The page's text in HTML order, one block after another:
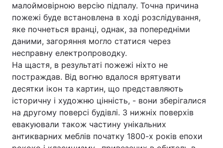
Економіка Світ
Спорт Наука
Техно і зв'язок Лайт
Зброя Інциденти
Здоров'я Туризм
Цікавинки Погода
Екологія Регіони
малоймовірною версію підпалу. Точна причина
пожежі буде встановлена в ході розслідування,
яке почнеться вранці, однак, за попередніми
даними, загоряння могло статися через
несправну електропроводку.
На щастя, в результаті пожежі ніхто не
постраждав. Від вогню вдалося врятувати
десятки ікон та картин, що представляють
історичну і художню цінність, - вони зберігалися
на другому поверсі будівлі. З нижніх поверхів
евакуювали також частину унікальних
антикварних меблів початку 1800-х років епохи